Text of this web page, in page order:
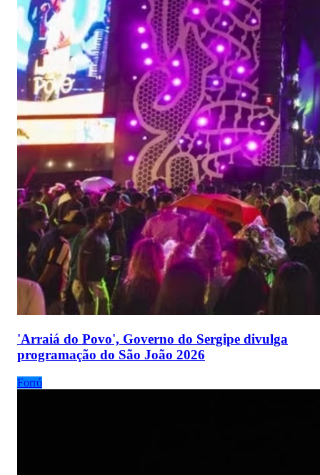
'Arraiá do Povo', Governo do Sergipe divulga
programação do São João 2026
Forró